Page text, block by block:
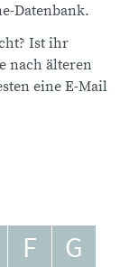
Datenbank.
Ist ihr
nach älteren
eine E-Mail
F
G